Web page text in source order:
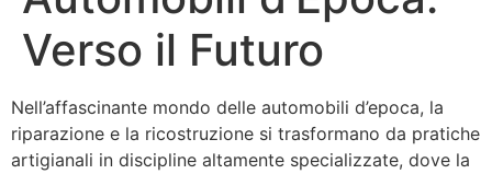
Verso il Futuro
Nell’affascinante mondo delle automobili d’epoca, la
riparazione e la ricostruzione si trasformano da pratiche
artigianali in discipline altamente specializzate, dove la